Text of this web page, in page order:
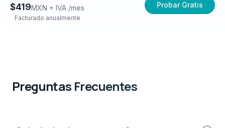
$419MXN + IVA /mes
Facturado anualmente
Probar Gratis
Preguntas Frecuentes